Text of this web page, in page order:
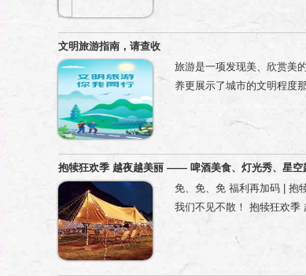
文明旅游指南，请查收
旅游是一项发现美、欣赏美
养更展示了城市的文明程度
员测量体温做到不扎堆、不
抱犊狂欢季 越夜越美丽 —— 啤酒美食、灯光秀、星空
免、免、免 福利再加码 | 抱
我们不见不散！ 抱犊狂欢
烤、露营 超然的演出现场
璀璨盛宴 超福利门票 乐动
人 买上行缆车赠送南天门